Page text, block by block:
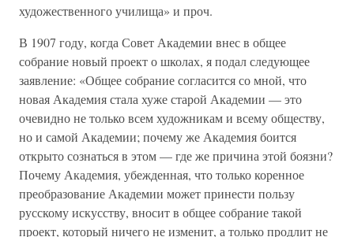
художественного училища» и проч.
В 1907 году, когда Совет Академии внес в общее
собрание новый проект о школах, я подал следующее
заявление: «Общее собрание согласится со мной, что
новая Академия стала хуже старой Академии — это
очевидно не только всем художникам и всему обществу,
но и самой Академии; почему же Академия боится
открыто сознаться в этом — где же причина этой боязни?
Почему Академия, убежденная, что только коренное
преобразование Академии может принести пользу
русскому искусству, вносит в общее собрание такой
проект, который ничего не изменит, а только продлит не